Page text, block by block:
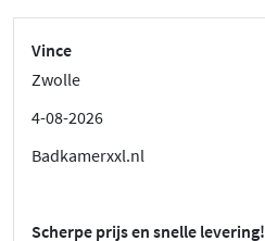
Vince
Zwolle
4-08-2026
Badkamerxxl.nl
Scherpe prijs en snelle levering!